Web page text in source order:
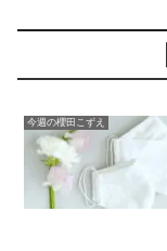
今週の櫻田こずえ